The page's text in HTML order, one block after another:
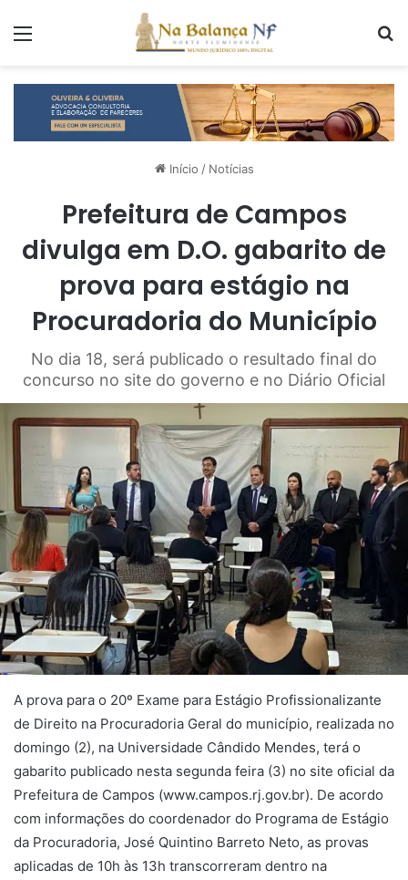
Início / Notícias
Prefeitura de Campos
divulga em D.O. gabarito de
prova para estágio na
Procuradoria do Município
No dia 18, será publicado o resultado final do
concurso no site do governo e no Diário Oficial
A prova para o 20º Exame para Estágio Profissionalizante
de Direito na Procuradoria Geral do município, realizada no
domingo (2), na Universidade Cândido Mendes, terá o
gabarito publicado nesta segunda feira (3) no site oficial da
Prefeitura de Campos (www.campos.rj.gov.br). De acordo
com informações do coordenador do Programa de Estágio
da Procuradoria, José Quintino Barreto Neto, as provas
aplicadas de 10h às 13h transcorreram dentro na